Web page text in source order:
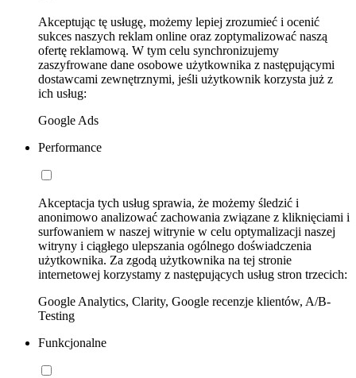
Akceptując tę usługę, możemy lepiej zrozumieć i ocenić
sukces naszych reklam online oraz zoptymalizować naszą
ofertę reklamową. W tym celu synchronizujemy
zaszyfrowane dane osobowe użytkownika z następującymi
dostawcami zewnętrznymi, jeśli użytkownik korzysta już z
ich usług:
Google Ads
Performance
Akceptacja tych usług sprawia, że możemy śledzić i
anonimowo analizować zachowania związane z kliknięciami i
surfowaniem w naszej witrynie w celu optymalizacji naszej
witryny i ciągłego ulepszania ogólnego doświadczenia
użytkownika. Za zgodą użytkownika na tej stronie
internetowej korzystamy z następujących usług stron trzecich:
Google Analytics, Clarity, Google recenzje klientów, A/B-
Testing
Funkcjonalne